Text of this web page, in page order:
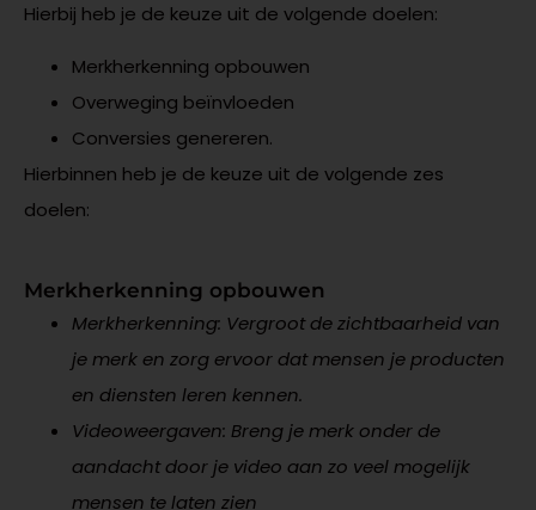
Hierbij heb je de keuze uit de volgende doelen:
Merkherkenning opbouwen
Overweging beïnvloeden
Conversies genereren.
Hierbinnen heb je de keuze uit de volgende zes
doelen:
Merkherkenning opbouwen
Merkherkenning: Vergroot de zichtbaarheid van
je merk en zorg ervoor dat mensen je producten
en diensten leren kennen.
Videoweergaven: Breng je merk onder de
aandacht door je video aan zo veel mogelijk
mensen te laten zien